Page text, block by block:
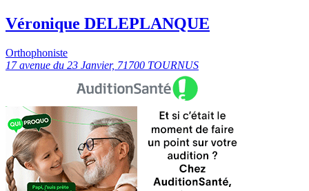
Véronique DELEPLANQUE
Orthophoniste
17 avenue du 23 Janvier, 71700 TOURNUS